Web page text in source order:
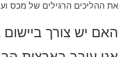
את ההליכים הרגילים של מכס